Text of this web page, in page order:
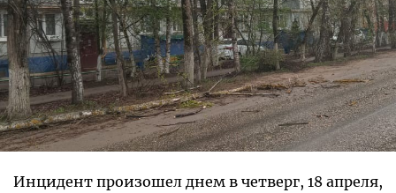
Инцидент произошел днем в четверг, 18 апреля,